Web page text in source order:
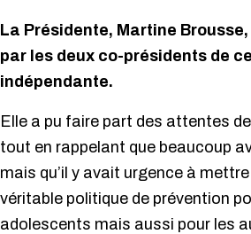
La Présidente, Martine
par les deux co-présidents de
indépendante.
Elle a pu faire part des attentes
tout en rappelant que beaucoup
mais qu’il y avait urgence à
véritable politique de prévention
adolescents mais aussi pour les